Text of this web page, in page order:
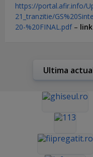
https://portal.afir.info/
21_tranzitie/
20-%20FINAL.pdf–
Ultima